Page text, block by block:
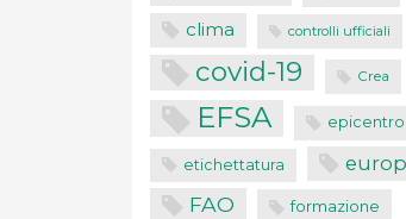
clima controlli ufficiali
covid-19 Crea
EFSA epicentro
etichettatura
FAO formazione